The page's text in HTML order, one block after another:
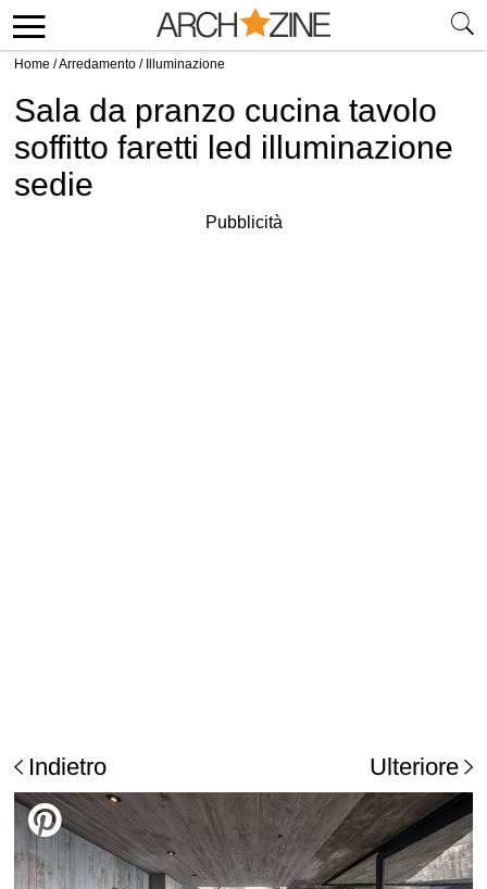
Home /Arredamento / Illuminazione
Sala da pranzo cucina tavolo
soffitto faretti led illuminazione
sedie
Pubblicità
Indietro Ulteriore